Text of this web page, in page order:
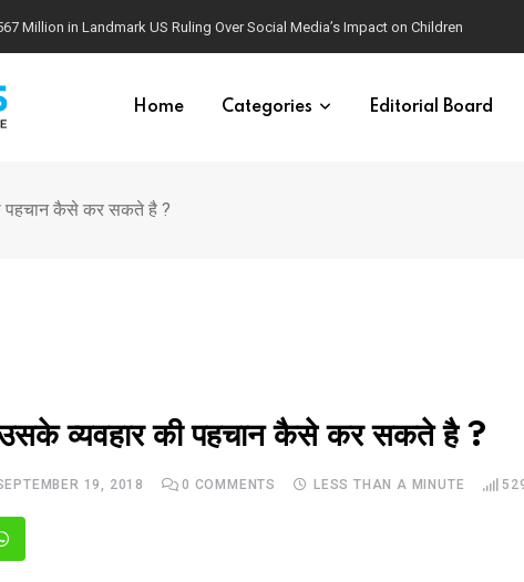
Million in Landmark US Ruling Over Social Media’s Impact on Children
Home Categories Editorial Board
पहचान कैसे कर सकते है ?
उसके व्यवहार की पहचान कैसे कर सकते है ?
19, 2018 0 COMMENTS LESS THAN A MINUTE
Whatsapp